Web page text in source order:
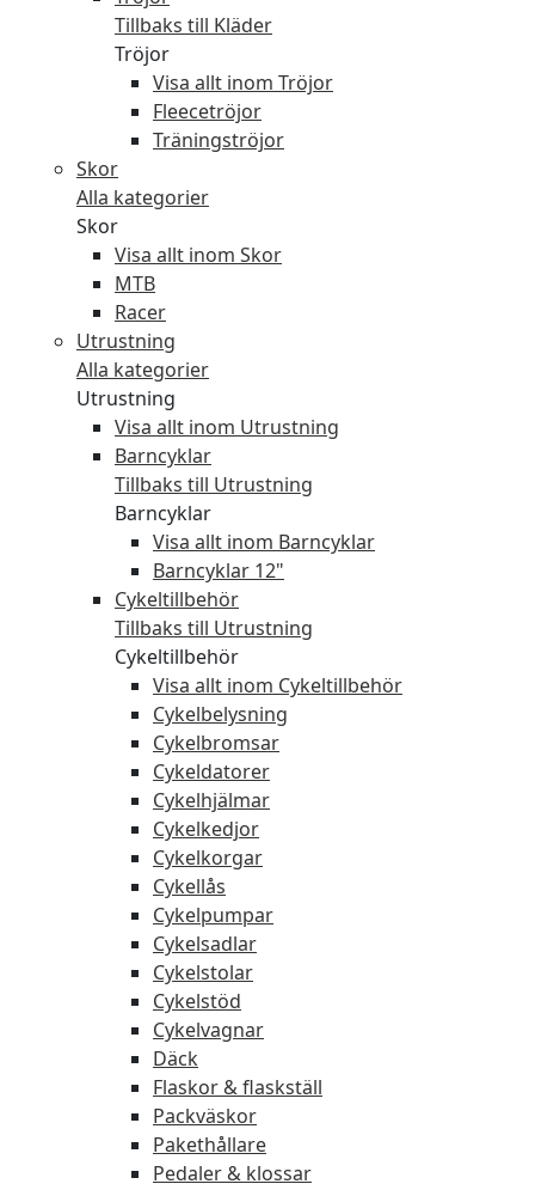
Tillbaks till Kläder
Tröjor
Visa allt inom Tröjor
Fleecetröjor
Träningströjor
Skor
Alla kategorier
Skor
Visa allt inom Skor
MTB
Racer
Utrustning
Alla kategorier
Utrustning
Visa allt inom Utrustning
Barncyklar
Tillbaks till Utrustning
Barncyklar
Visa allt inom Barncyklar
Barncyklar 12"
Cykeltillbehör
Tillbaks till Utrustning
Cykeltillbehör
Visa allt inom Cykeltillbehör
Cykelbelysning
Cykelbromsar
Cykeldatorer
Cykelhjälmar
Cykelkedjor
Cykelkorgar
Cykellås
Cykelpumpar
Cykelsadlar
Cykelstolar
Cykelstöd
Cykelvagnar
Däck
Flaskor & flaskställ
Packväskor
Pakethållare
Pedaler & klossar